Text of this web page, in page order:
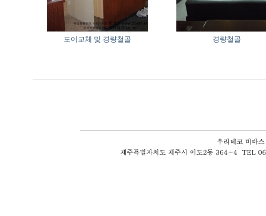
도어교체 및 경량철골 경량철골